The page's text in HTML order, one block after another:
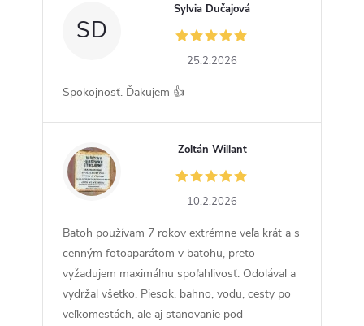
SD
Sylvia Dučajová
25.2.2026
Spokojnosť. Ďakujem 👍
ZW
Zoltán Willant
10.2.2026
Batoh používam 7 rokov extrémne veľa krát a s
cenným fotoaparátom v batohu, preto
vyžadujem maximálnu spoľahlivosť. Odolával a
vydržal všetko. Piesok, bahno, vodu, cesty po
veľkomestách, ale aj stanovanie pod